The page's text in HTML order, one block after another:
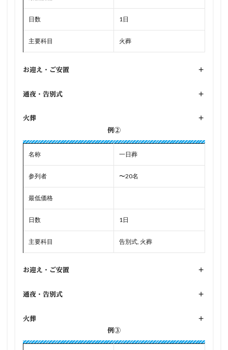
日数 1日
主要科目 火葬
お迎え・ご安置 +
通夜・告別式 +
火葬
+
例②
名称 一日葬
参列者 〜20名
最低価格
日数 1日
主要科目 告別式, 火葬
お迎え・ご安置 +
通夜・告別式 +
火葬
+
例③